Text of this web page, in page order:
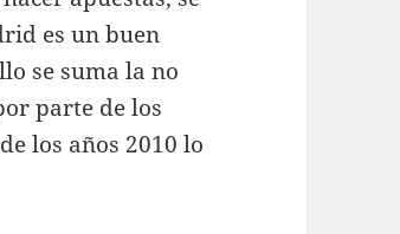
es un buen
se suma la no
parte de los
los años 2010 lo